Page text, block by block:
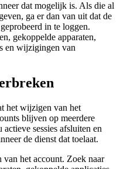
dat mogelijk is. Als die al
ga er dan van uit dat de
in te loggen.
gekoppelde apparaten,
en wijzigingen van
het wijzigen van het
blijven op meerdere
sessies afsluiten en
de dienst dat toelaat.
het account. Zoek naar